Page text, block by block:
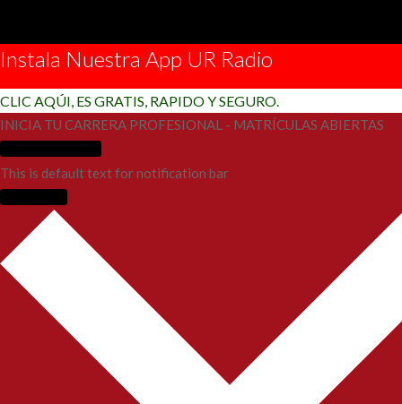
Instala Nuestra App UR Radio
CLIC AQÚI, ES GRATIS, RAPIDO Y SEGURO.
INICIA TU CARRERA PROFESIONAL - MATRÍCULAS ABIERTAS
This is default text for notification bar